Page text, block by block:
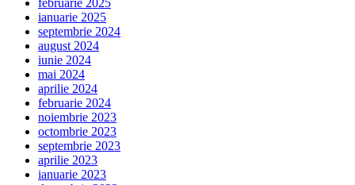
februarie 2025
ianuarie 2025
septembrie 2024
august 2024
iunie 2024
mai 2024
aprilie 2024
februarie 2024
noiembrie 2023
octombrie 2023
septembrie 2023
aprilie 2023
ianuarie 2023